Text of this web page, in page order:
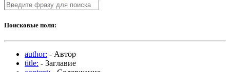
Поисковые поля:
author: - Автор
title: - Заглавие